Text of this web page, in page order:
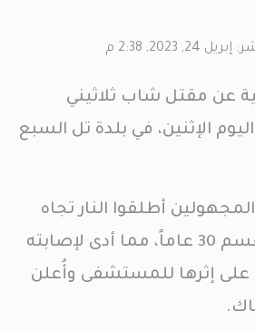
24, 2023, 2:38 م
عن مقتل شاب ثلاثيني
الإثنين، في بلدة تل السبع
أطلقوا النار تجاه
الشاب إبراهيم الأعسم 30 عاماً، مما أدى لإصابته
على إثرها للمستشفى وأُعلن